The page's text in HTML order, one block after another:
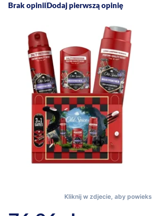
Brak opiniiDodaj pierwszą opinię